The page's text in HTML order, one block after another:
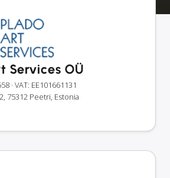
Services OÜ
· VAT: EE101661131
75312 Peetri, Estonia